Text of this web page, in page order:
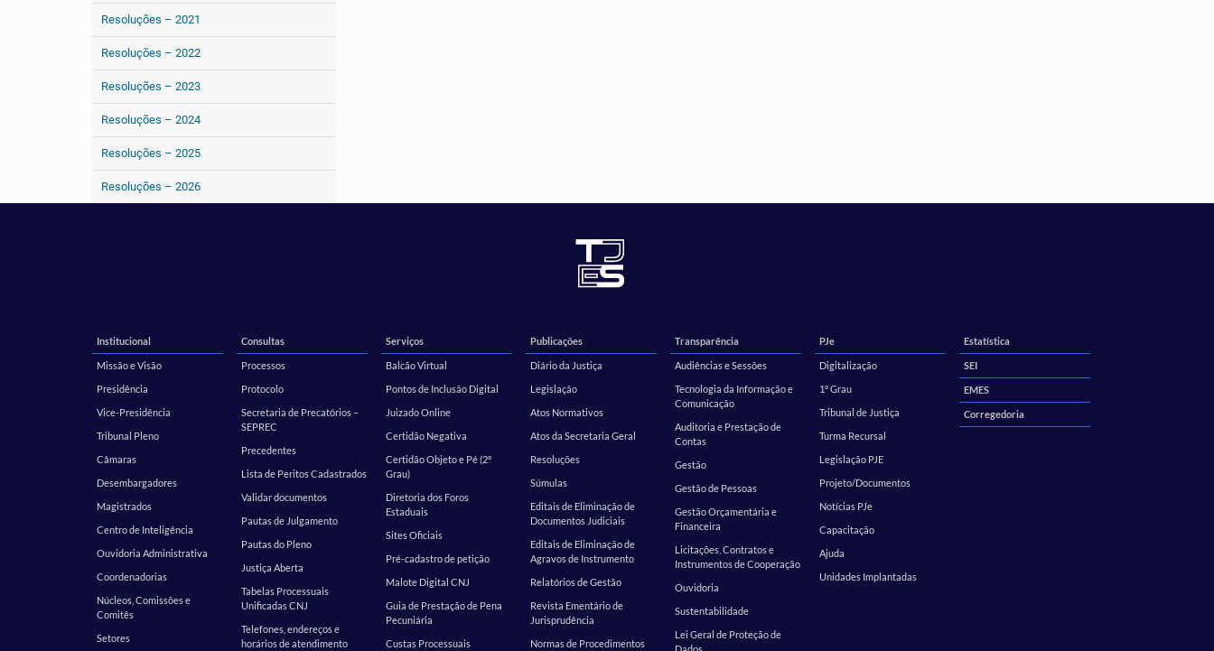
Resoluções – 2021
Resoluções – 2022
Resoluções – 2023
Resoluções – 2024
Resoluções – 2025
Resoluções – 2026
Institucional
Missão e Visão
Presidência
Vice-Presidência
Tribunal Pleno
Câmaras
Desembargadores
Magistrados
Centro de Inteligência
Ouvidoria Administrativa
Coordenadorias
Núcleos, Comissões e
Comitês
Setores
Consultas
Processos
Protocolo
Secretaria de Precatórios –
SEPREC
Precedentes
Lista de Peritos Cadastrados
Validar documentos
Pautas de Julgamento
Pautas do Pleno
Justiça Aberta
Tabelas Processuais
Unificadas CNJ
Telefones, endereços e
horários de atendimento
Serviços
Balcão Virtual
Pontos de Inclusão Digital
Juizado Online
Certidão Negativa
Certidão Objeto e Pé (2º
Grau)
Diretoria dos Foros
Estaduais
Sites Oficiais
Pré-cadastro de petição
Malote Digital CNJ
Guia de Prestação de Pena
Pecuniária
Custas Processuais
Publicações
Diário da Justiça
Legislação
Atos Normativos
Atos da Secretaria Geral
Resoluções
Súmulas
Editais de Eliminação de
Documentos Judiciais
Editais de Eliminação de
Agravos de Instrumento
Relatórios de Gestão
Revista Ementário de
Jurisprudência
Normas de Procedimentos
Transparência
Audiências e Sessões
Tecnologia da Informação e
Comunicação
Auditoria e Prestação de
Contas
Gestão
Gestão de Pessoas
Gestão Orçamentária e
Financeira
Licitações, Contratos e
Instrumentos de Cooperação
Ouvidoria
Sustentabilidade
Lei Geral de Proteção de
PJe
Digitalização
1º Grau
Tribunal de Justiça
Turma Recursal
Legislação PJE
Projeto/Documentos
Notícias PJe
Capacitação
Ajuda
Unidades Implantadas
Estatística
SEI
EMES
Corregedoria